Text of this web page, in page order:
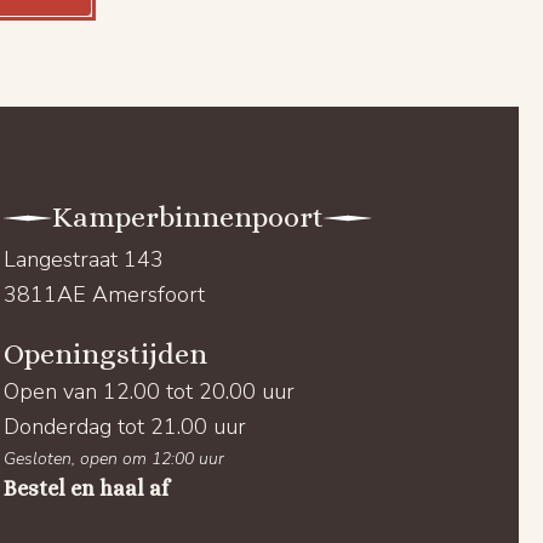
Kamperbinnenpoort
Langestraat 143
3811AE Amersfoort
Openingstijden
Open van 12.00 tot 20.00 uur
Donderdag tot 21.00 uur
Gesloten, open om 12:00 uur
Bestel en haal af